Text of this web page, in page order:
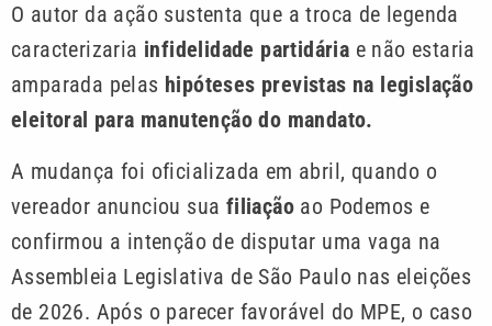
O autor da ação sustenta que a troca de legenda
caracterizaria infidelidade partidária e não estaria
amparada pelas hipóteses previstas na legislação
eleitoral para manutenção do mandato.
A mudança foi oficializada em abril, quando o
vereador anunciou sua filiação ao Podemos e
confirmou a intenção de disputar uma vaga na
Assembleia Legislativa de São Paulo nas eleições
de 2026. Após o parecer favorável do MPE, o caso